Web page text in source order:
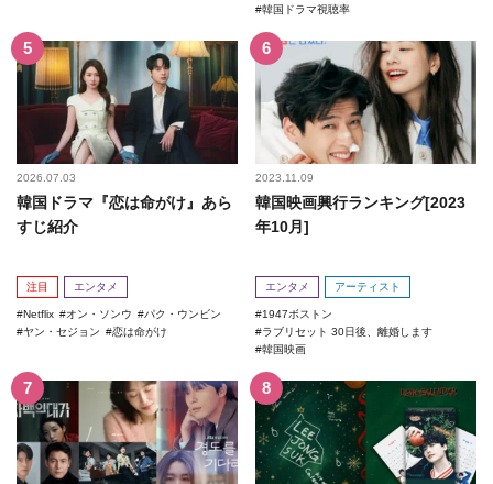
韓国ドラマ視聴率
2026.07.03
韓国ドラマ『恋は命がけ』あら
すじ紹介
注目 エンタメ
Netflix オン・ソンウ
パク・ウンビン
ヤン・セジョン
恋は命がけ
2023.11.09
韓国映画興行ランキング[2023
年10月]
エンタメ アーティスト
1947ボストン
ラブリセット 30日後、離婚します
韓国映画